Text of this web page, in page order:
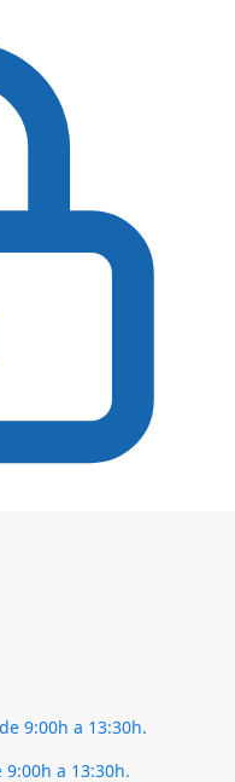
9:00h a 13:30h.
9:00h a 13:30h.